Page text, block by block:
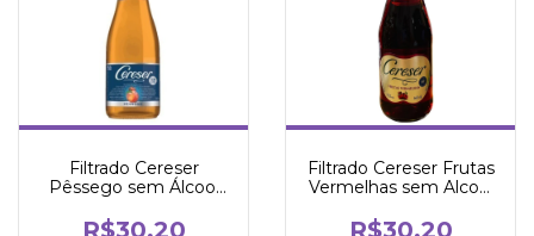
Filtrado Cereser
Pêssego sem Álcool
R$30,20
Filtrado Cereser Frutas
Vermelhas sem Alcool
R$30,20